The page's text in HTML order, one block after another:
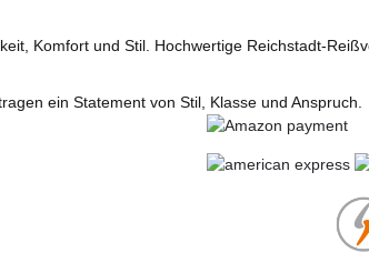
Komfort und Stil. Hochwertige Reichstadt-
ein Statement von Stil, Klasse und Anspruch.